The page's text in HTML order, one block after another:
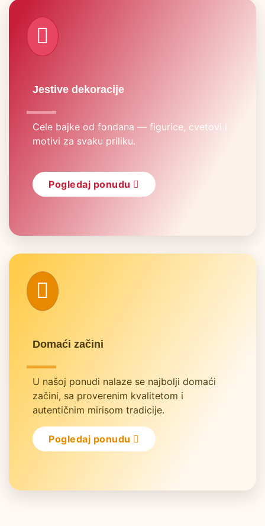
fas
fa-
Jestive dekoracije
Cele bajke od fondana — figurice, cvetovi i
motivi za svaku priliku.
Pogledaj ponudu
fas
fa-
Domaći začini
U našoj ponudi nalaze se najbolji domaći
začini, sa proverenim kvalitetom i
autentičnim mirisom tradicije.
Pogledaj ponudu